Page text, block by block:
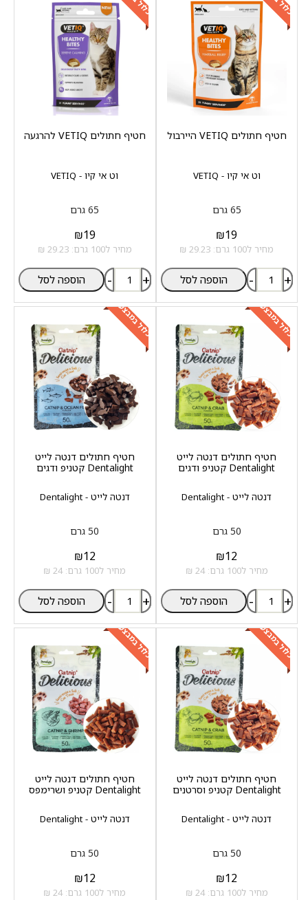
וט אי קיו - VETIQ
חטיף חתולים VETIQ היירבול
65 גרם
₪19
מחיר ל100 גרם: 29.23 ₪
- + הוספה לסל
וט אי קיו - VETIQ
חטיף חתולים VETIQ להרגעה
65 גרם
₪19
מחיר ל100 גרם: 29.23 ₪
- + הוספה לסל
כלול במבצע
דנטה לייט - Dentalight
חטיף חתולים דנטה לייט
Dentalight קטניפ ודגים
50 גרם
₪12
מחיר ל100 גרם: 24 ₪
- + הוספה לסל
כלול במבצע
דנטה לייט - Dentalight
חטיף חתולים דנטה לייט
Dentalight קטניפ ודגים
50 גרם
₪12
מחיר ל100 גרם: 24 ₪
- + הוספה לסל
כלול במבצע
דנטה לייט - Dentalight
חטיף חתולים דנטה לייט
Dentalight קטניפ וסרטנים
50 גרם
₪12
מחיר ל100 גרם: 24 ₪
כלול במבצע
דנטה לייט - Dentalight
חטיף חתולים דנטה לייט
Dentalight קטניפ ושרימפס
50 גרם
₪12
מחיר ל100 גרם: 24 ₪